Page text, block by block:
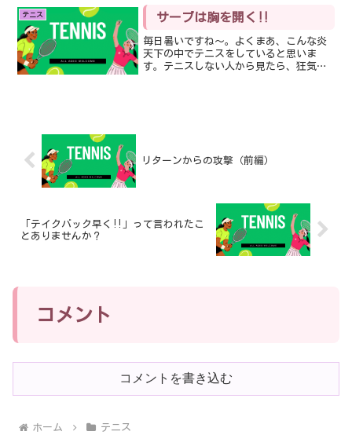
スライスバック：スピンとスライスをミ
ックスというスタイルです...
テニス サーブは胸を開く‼️
毎日暑いですね〜。よくまあ、こんな炎
天下の中でテニスをしていると思いま
す。テニスしない人から見たら、狂気の
リターンからの攻撃（前編）
「テイクバック早く‼️」って言われたこ
とありませんか？
コメント
コメントを書き込む
ホーム テニス